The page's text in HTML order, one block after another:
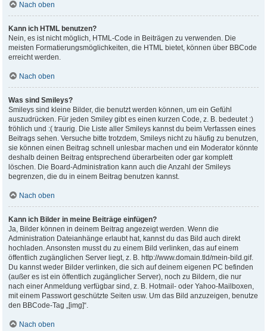
Nach oben
Kann ich HTML benutzen?
Nein, es ist nicht möglich, HTML-Code in Beiträgen zu verwenden. Die
meisten Formatierungsmöglichkeiten, die HTML bietet, können über BBCode
erreicht werden.
Nach oben
Was sind Smileys?
Smileys sind kleine Bilder, die benutzt werden können, um ein Gefühl
auszudrücken. Für jeden Smiley gibt es einen kurzen Code, z. B. bedeutet :)
fröhlich und :( traurig. Die Liste aller Smileys kannst du beim Verfassen eines
Beitrags sehen. Versuche bitte trotzdem, Smileys nicht zu häufig zu benutzen,
sie können einen Beitrag schnell unlesbar machen und ein Moderator könnte
deshalb deinen Beitrag entsprechend überarbeiten oder gar komplett
löschen. Die Board-Administration kann auch die Anzahl der Smileys
begrenzen, die du in einem Beitrag benutzen kannst.
Nach oben
Kann ich Bilder in meine Beiträge einfügen?
Ja, Bilder können in deinem Beitrag angezeigt werden. Wenn die
Administration Dateianhänge erlaubt hat, kannst du das Bild auch direkt
hochladen. Ansonsten musst du zu einem Bild verlinken, das auf einem
öffentlich zugänglichen Server liegt, z. B. http://www.domain.tld/mein-bild.gif.
Du kannst weder Bilder verlinken, die sich auf deinem eigenen PC befinden
(außer es ist ein öffentlich zugänglicher Server), noch zu Bildern, die nur
nach einer Anmeldung verfügbar sind, z. B. Hotmail- oder Yahoo-Mailboxen,
mit einem Passwort geschützte Seiten usw. Um das Bild anzuzeigen, benutze
den BBCode-Tag „[img]“.
Nach oben